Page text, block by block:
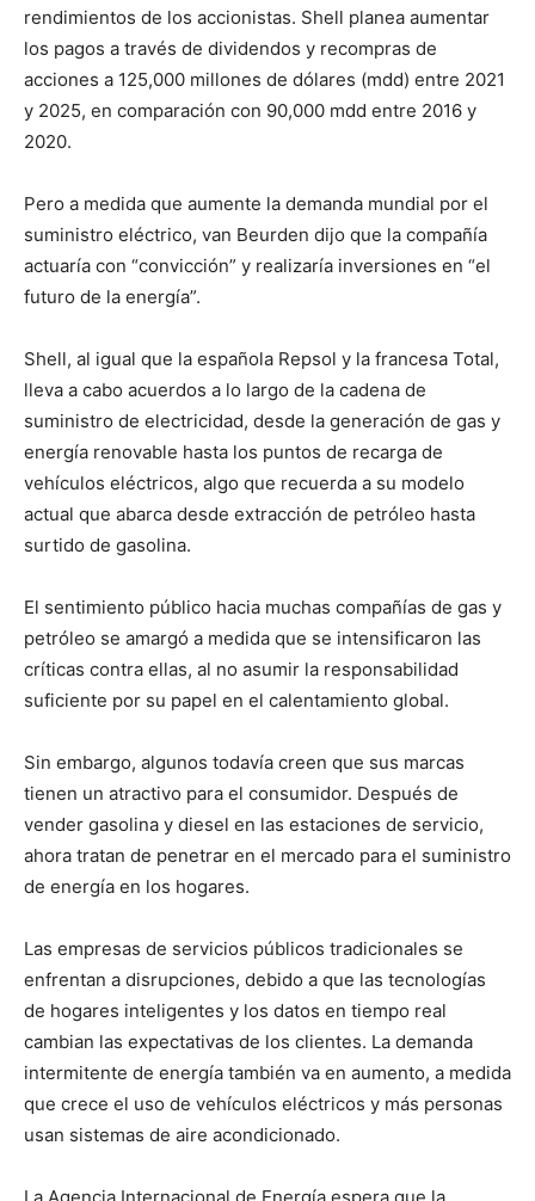
rendimientos de los accionistas. Shell planea aumentar
los pagos a través de dividendos y recompras de
acciones a 125,000 millones de dólares (mdd) entre 2021
y 2025, en comparación con 90,000 mdd entre 2016 y
2020.
Pero a medida que aumente la demanda mundial por el
suministro eléctrico, van Beurden dijo que la compañía
actuaría con “convicción” y realizaría inversiones en “el
futuro de la energía”.
Shell, al igual que la española Repsol y la francesa Total,
lleva a cabo acuerdos a lo largo de la cadena de
suministro de electricidad, desde la generación de gas y
energía renovable hasta los puntos de recarga de
vehículos eléctricos, algo que recuerda a su modelo
actual que abarca desde extracción de petróleo hasta
surtido de gasolina.
El sentimiento público hacia muchas compañías de gas y
petróleo se amargó a medida que se intensificaron las
críticas contra ellas, al no asumir la responsabilidad
suficiente por su papel en el calentamiento global.
Sin embargo, algunos todavía creen que sus marcas
tienen un atractivo para el consumidor. Después de
vender gasolina y diesel en las estaciones de servicio,
ahora tratan de penetrar en el mercado para el suministro
de energía en los hogares.
Las empresas de servicios públicos tradicionales se
enfrentan a disrupciones, debido a que las tecnologías
de hogares inteligentes y los datos en tiempo real
cambian las expectativas de los clientes. La demanda
intermitente de energía también va en aumento, a medida
que crece el uso de vehículos eléctricos y más personas
usan sistemas de aire acondicionado.